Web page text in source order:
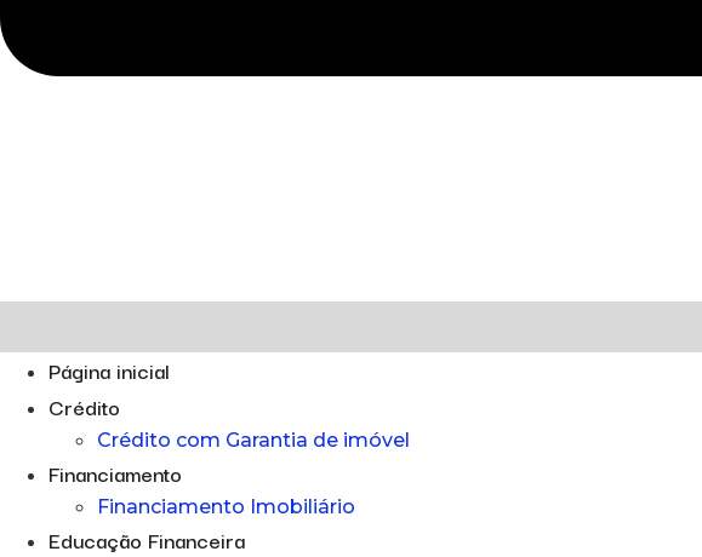
Página inicial
Crédito
Crédito com Garantia de imóvel
Financiamento
Financiamento Imobiliário
Educação Financeira